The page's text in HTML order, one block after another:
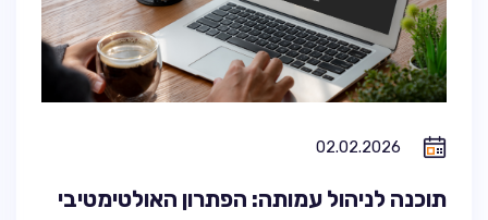
02.02.2026
תוכנה לניהול עמותה: הפתרון האולטימטיבי